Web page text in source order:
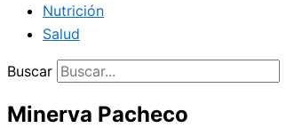
Nutrición
Salud
Buscar
Minerva Pacheco